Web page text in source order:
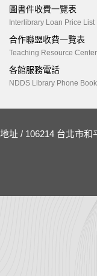
圖書件收費一覽表
Interlibrary Loan Price List
合作聯盟收費一覽表
Teaching Resource
各館服務電話
NDDS Library Phone Book
地址 / 106214 台北市和